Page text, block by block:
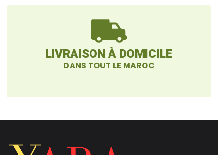
LIVRAISON À DOMICILE
DANS TOUT LE MAROC